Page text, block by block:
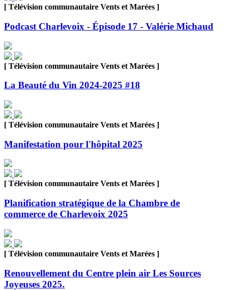
[ Télévision communautaire Vents et Marées ]
Podcast Charlevoix - Épisode 17 - Valérie Michaud
[ Télévision communautaire Vents et Marées ]
La Beauté du Vin 2024-2025 #18
[ Télévision communautaire Vents et Marées ]
Manifestation pour l'hôpital 2025
[ Télévision communautaire Vents et Marées ]
Planification stratégique de la Chambre de
commerce de Charlevoix 2025
[ Télévision communautaire Vents et Marées ]
Renouvellement du Centre plein air Les Sources
Joyeuses 2025.